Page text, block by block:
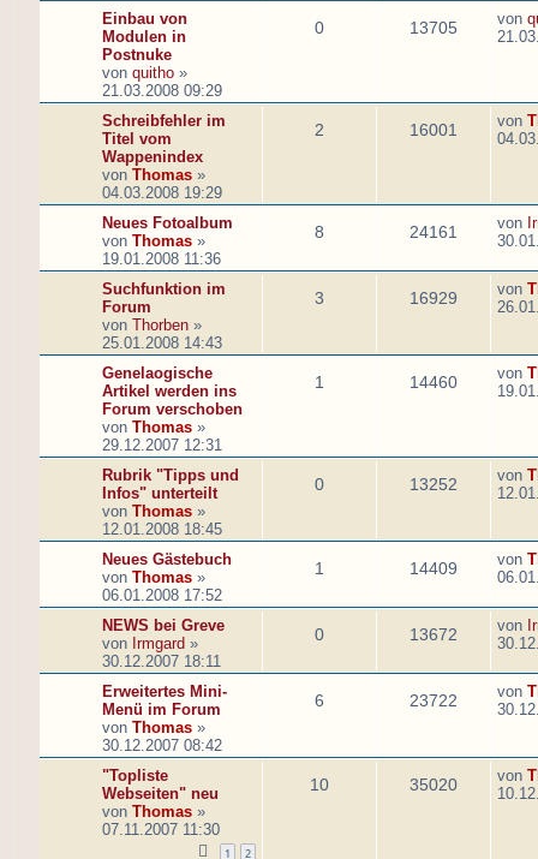
Einbau von
Modulen in
Postnuke
von quitho »
21.03.2008 09:29
0 13705 von
Schreibfehler im
Titel vom
Wappenindex
von Thomas »
04.03.2008 19:29
2 16001 von
Neues Fotoalbum
von Thomas »
19.01.2008 11:36
8 24161 von
Suchfunktion im
Forum
von Thorben »
25.01.2008 14:43
3 16929 von
Genelaogische
Artikel werden ins
Forum verschoben
von Thomas »
29.12.2007 12:31
1 14460 von
Rubrik "Tipps und
Infos" unterteilt
von Thomas »
12.01.2008 18:45
0 13252 von
Neues Gästebuch
von Thomas »
06.01.2008 17:52
1 14409 von
NEWS bei Greve
von Irmgard »
30.12.2007 18:11
0 13672 von
Erweitertes Mini-
Menü im Forum
von Thomas »
30.12.2007 08:42
6 23722 von
"Topliste
Webseiten" neu
von Thomas »
07.11.2007 11:30
1 2
10 35020 von